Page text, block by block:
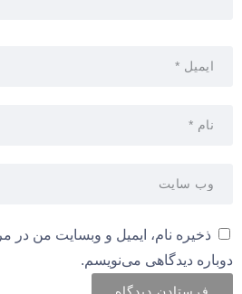
ذخیره نام، ایمیل و وبسایت من در
دوباره دیدگاهی می‌نویسم.